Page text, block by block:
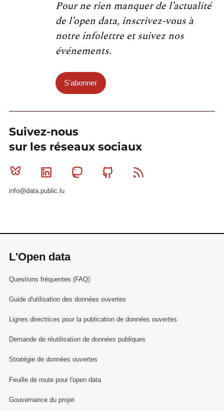
Pour ne rien manquer de l’actualité
de l’open data, inscrivez-vous à
notre infolettre et suivez nos
événements.
S'abonner
Suivez-nous
sur les réseaux sociaux
Bluesky Linkedin MastodonGithub
info@data.public.lu
L'Open data
Questions fréquentes (FAQ)
Guide d'utilisation des données ouvertes
Lignes directrices pour la publication de données ouvertes
Demande de réutilisation de données publiques
Stratégie de données ouvertes
Feuille de route pour l'open data
Gouvernance du projet